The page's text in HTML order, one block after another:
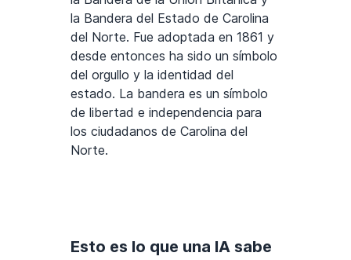
la Bandera del Estado de Carolina
del Norte. Fue adoptada en 1861 y
desde entonces ha sido un símbolo
del orgullo y la identidad del
estado. La bandera es un símbolo
de libertad e independencia para
los ciudadanos de Carolina del
Norte.
Esto es lo que una IA sabe